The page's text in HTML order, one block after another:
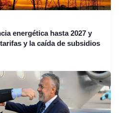
energética hasta 2027 y
y la caída de subsidios